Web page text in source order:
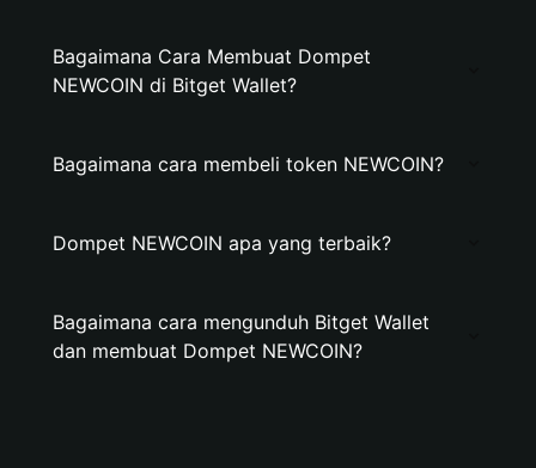
Bagaimana Cara Membuat Dompet
NEWCOIN di Bitget Wallet?
Bagaimana cara membeli token NEWCOIN?
Dompet NEWCOIN apa yang terbaik?
Bagaimana cara mengunduh Bitget Wallet
dan membuat Dompet NEWCOIN?